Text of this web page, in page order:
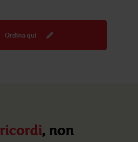
Ordina qui
ricordi, non